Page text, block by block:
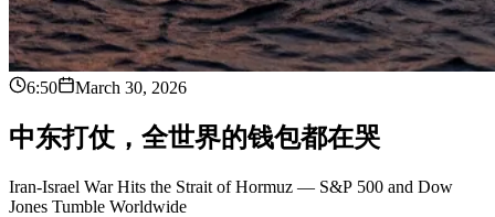
6:50 March 30, 2026
中东打仗 ， 全世界的钱包都在哭
Iran-Israel War Hits the Strait of Hormuz — S&P 500 and Dow
Jones Tumble Worldwide